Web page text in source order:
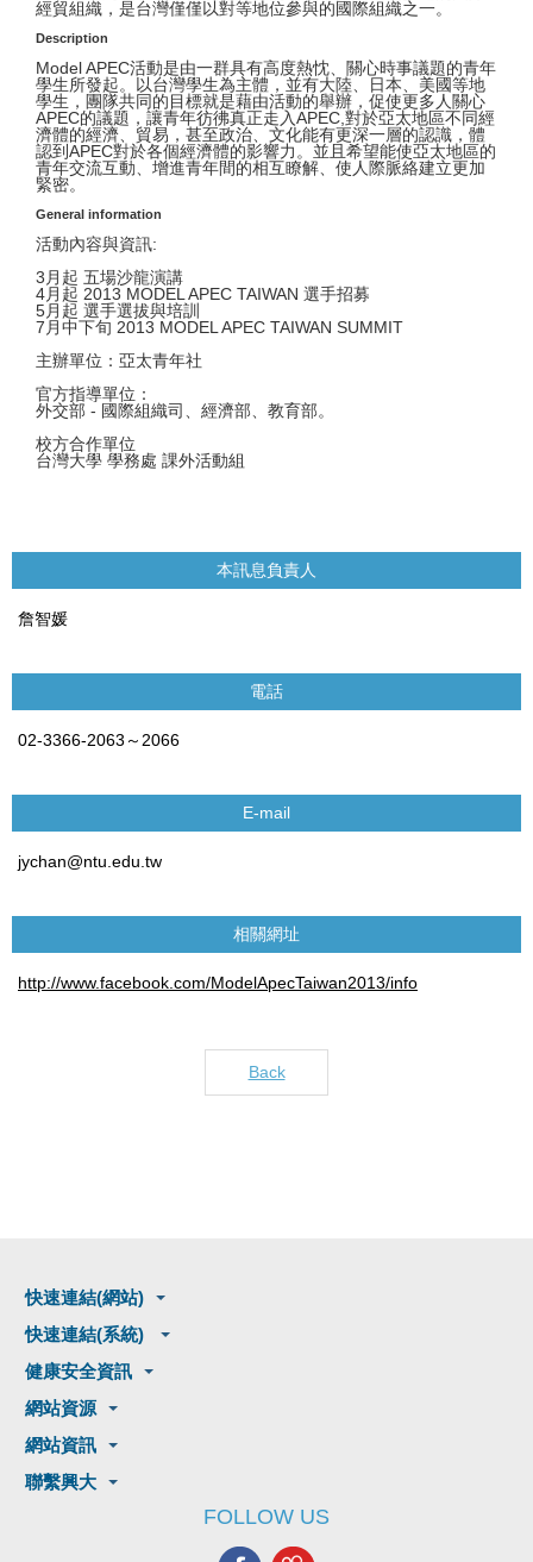
經貿組織，是台灣僅僅以對等地位參與的國際組織之一。
Description
Model APEC活動是由一群具有高度熱忱、關心時事議題的青年
學生所發起。以台灣學生為主體，並有大陸、日本、美國等地
學生，團隊共同的目標就是藉由活動的舉辦，促使更多人關心
APEC的議題，讓青年彷彿真正走入APEC,對於亞太地區不同經
濟體的經濟、貿易，甚至政治、文化能有更深一層的認識，體
認到APEC對於各個經濟體的影響力。並且希望能使亞太地區的
青年交流互動、增進青年間的相互瞭解、使人際脈絡建立更加
緊密。
General information
活動內容與資訊:
3月起 五場沙龍演講
4月起 2013 MODEL APEC TAIWAN 選手招募
5月起 選手選拔與培訓
7月中下旬 2013 MODEL APEC TAIWAN SUMMIT
主辦單位：亞太青年社
官方指導單位：
外交部 - 國際組織司、經濟部、教育部。
校方合作單位
台灣大學 學務處 課外活動組
本訊息負責人
詹智媛
電話
02-3366-2063～2066
E-mail
jychan@ntu.edu.tw
相關網址
http://www.facebook.com/ModelApecTaiwan2013/info
Back
快速連結(網站)
快速連結(系統)
健康安全資訊
網站資源
網站資訊
聯繫興大
FOLLOW US